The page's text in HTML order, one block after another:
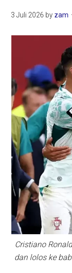
3 Juli 2026 by zam
Cristiano
dan lolos ke